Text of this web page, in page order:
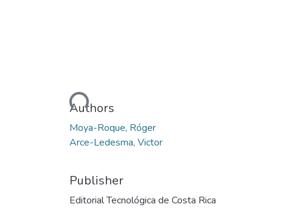
Loading...
Authors
Moya-Roque, Róger
Arce-Ledesma, Victor
Publisher
Editorial Tecnológica de Costa Rica